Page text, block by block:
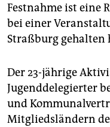
Festnahme ist eine
bei einer
Straßburg gehalten
Der 23-jährige
Jugenddelegierter
und
Mitgliedsländern